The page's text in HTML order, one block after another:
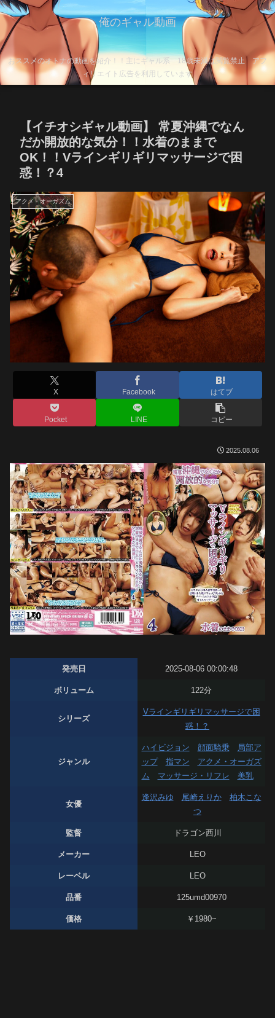
俺のギャル動画
おススメのオトナの動画を紹介！！主にギャル系 18歳未満は閲覧禁止 アフ
ィリエイト広告を利用しています
【イチオシギャル動画】 常夏沖縄でなん
だか開放的な気分！！水着のままで
OK！！Vラインギリギリマッサージで困
惑！？4
アクメ・オーガズム
X Facebook はてブ
Pocket LINE コピー
2025.08.06
発売日 2025-08-06 00:00:48
ボリューム 122分
シリーズ
Vラインギリギリマッサージで困
惑！？
ジャンル
ハイビジョン 顔面騎乗
局部ア
ップ
指マン
アクメ・オーガズ
ム
マッサージ・リフレ 美乳
女優
逢沢みゆ 尾崎えりか
柏木こな
つ
監督 ドラゴン西川
メーカー LEO
レーベル LEO
品番 125umd00970
価格 ￥1980~